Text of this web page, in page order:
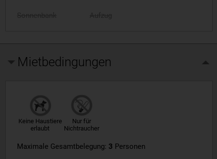
Mietbedingungen
Keine Haustiere
erlaubt
Nur für
Nichtraucher
Maximale Gesamtbelegung: 3 Personen